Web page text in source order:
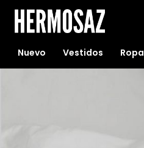
Nuevo Vestidos Ropa